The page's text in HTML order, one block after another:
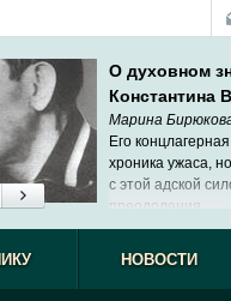
О духовном
Константина
Марина
Его
хроника ужаса,
с этой адской
преодоления.
НОВОСТИ